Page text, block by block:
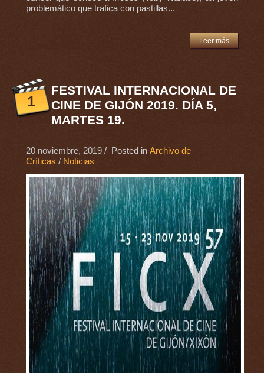
problemático que trafica con pastillas...
Leer más
1
FESTIVAL INTERNACIONAL DE
CINE DE GIJÓN 2019. DÍA 5,
MARTES 19.
20 noviembre, 2019/ Posted in Archivo de
Críticas / Noticias